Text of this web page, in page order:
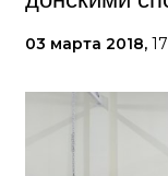
03 марта 2018,